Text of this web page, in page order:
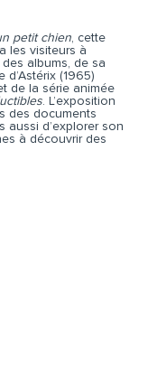
petit chien, cette
les visiteurs à
albums, de sa
(1965)
de la série animée
. L’exposition
des documents
aussi d’explorer son
à découvrir des